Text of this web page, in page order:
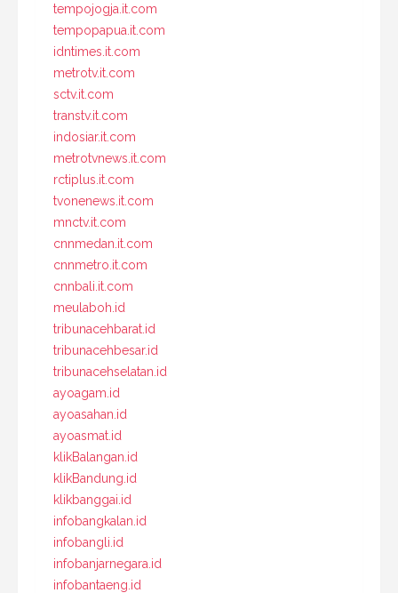
tempojogja.it.com
tempopapua.it.com
idntimes.it.com
metrotv.it.com
sctv.it.com
transtv.it.com
indosiar.it.com
metrotvnews.it.com
rctiplus.it.com
tvonenews.it.com
mnctv.it.com
cnnmedan.it.com
cnnmetro.it.com
cnnbali.it.com
meulaboh.id
tribunacehbarat.id
tribunacehbesar.id
tribunacehselatan.id
ayoagam.id
ayoasahan.id
ayoasmat.id
klikBalangan.id
klikBandung.id
klikbanggai.id
infobangkalan.id
infobangli.id
infobanjarnegara.id
infobantaeng.id